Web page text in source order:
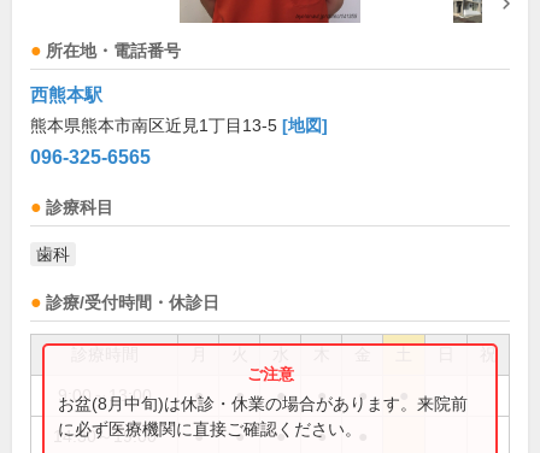
所在地・電話番号
西熊本駅
熊本県熊本市南区近見1丁目13-5 [地図]
096-325-6565
診療科目
歯科
診療/受付時間・休診日
祝
9:00～13:00 ● ● ● ● ●
14:30～19:00 ● ● ● ●
お盆(8月中旬)は休診・休業の場合があります。来院前
に必ず医療機関に直接ご確認ください。